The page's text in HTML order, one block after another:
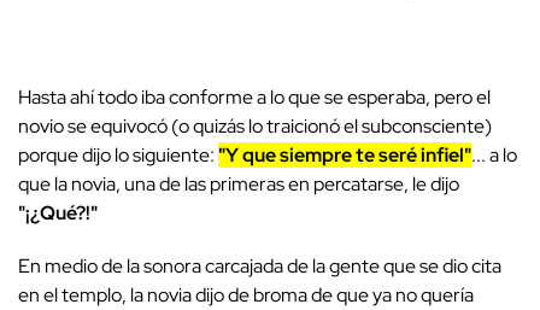
Hasta ahí todo iba conforme a lo que se esperaba, pero el
novio se equivocó (o quizás lo traicionó el subconsciente)
porque dijo lo siguiente: "Y que siempre te seré infiel"... a lo
que la novia, una de las primeras en percatarse, le dijo
"¡¿Qué?!"
En medio de la sonora carcajada de la gente que se dio cita
en el templo, la novia dijo de broma de que ya no quería